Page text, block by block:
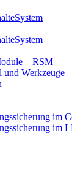
– RSM
und Werkzeuge
im
im